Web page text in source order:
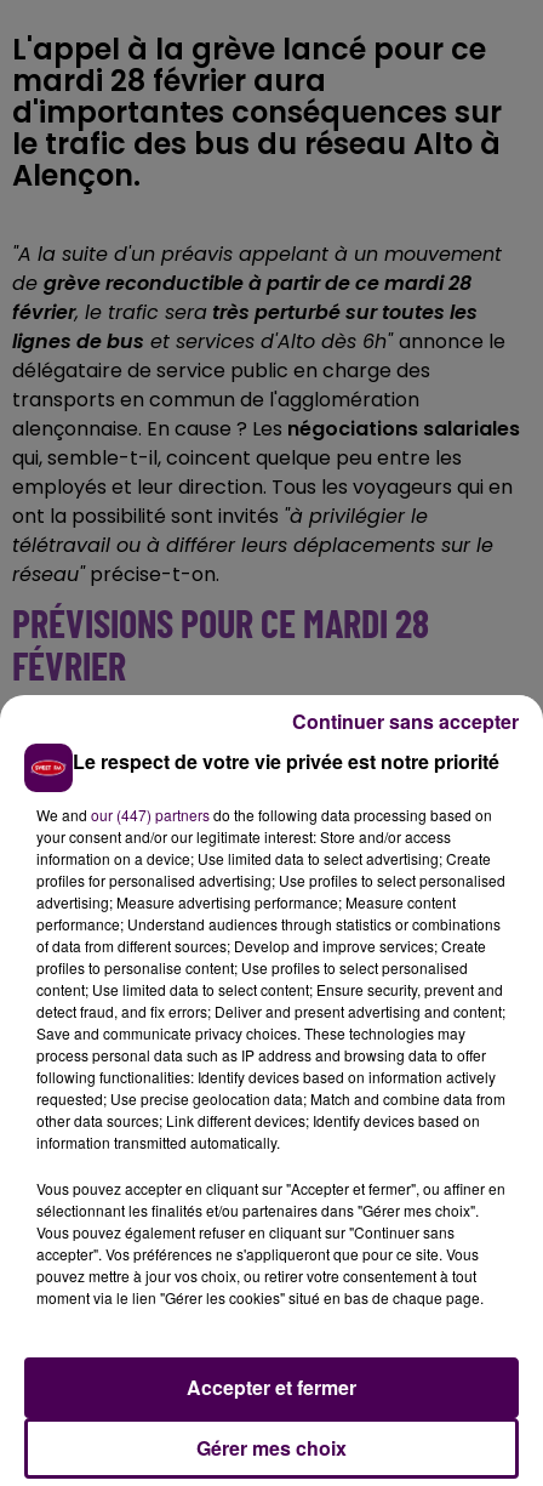
L'appel à la grève lancé pour ce
mardi 28 février aura
d'importantes conséquences sur
le trafic des bus du réseau Alto à
Alençon.
"A la suite d'un préavis appelant à un mouvement
de grève reconductible à partir de ce mardi 28
février, le trafic sera très perturbé sur toutes les
lignes de bus et services d'Alto dès 6h"annonce le
délégataire de service public en charge des
transports en commun de l'agglomération
alençonnaise. En cause ? Les négociations salariales
qui, semble-t-il, coincent quelque peu entre les
employés et leur direction. Tous les voyageurs qui en
ont la possibilité sont invités "à privilégier le
télétravail ou à différer leurs déplacements sur le
réseau"précise-t-on.
PRÉVISIONS POUR CE MARDI 28
FÉVRIER
ignes urbaines 1, 2, 3, 4, et 5 :aucun service
- lignes scolaires : toutes les lignes sont assuréessauf
D1, D2, D3, D4, D19 et D25
- service Transport à la demande : circule
normalement
- service Transport à la demande PMR :aucun
service
... A LIRE AUSSI :
Le mouvement est décidé en marge des
négociations salariales#AltoBus #Alencon #greve
#TransportsEnCommunhttps://t.co/Rlk3cILkNW
— Sweet FM (@SweetFmRadio)
February 27, 2023
À LA UNE
31 juillet 2026
Le respect de votre vie privée est notre priorité
We and our (447) partnersdo the following data processing based on
your consent and/or our legitimate interest: Store and/or access
information on a device; Use limited data to select advertising; Create
profiles for personalised advertising; Use profiles to select personalised
advertising; Measure advertising performance; Measure content
performance; Understand audiences through statistics or combinations
of data from different sources; Develop and improve services; Create
profiles to personalise content; Use profiles to select personalised
content; Use limited data to select content; Ensure security, prevent and
detect fraud, and fix errors; Deliver and present advertising and content;
Save and communicate privacy choices. These technologies may
process personal data such as IP address and browsing data to offer
following functionalities: Identify devices based on information actively
requested; Use precise geolocation data; Match and combine data from
other data sources; Link different devices; Identify devices based on
information transmitted automatically.
Vous pouvez accepter en cliquant sur "Accepter et fermer", ou affiner en
sélectionnant les finalités et/ou partenaires dans "Gérer mes choix".
Vous pouvez également refuser en cliquant sur "Continuer sans
accepter". Vos préférences ne s'appliqueront que pour ce site. Vous
pouvez mettre à jour vos choix, ou retirer votre consentement à tout
moment via le lien "Gérer les cookies" situé en bas de chaque page.
Gérer mes choix
Accepter et fermer
Continuer sans accepter